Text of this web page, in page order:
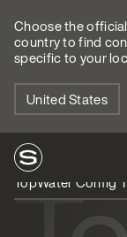
Choose the
country to find
specific to your
United States
TopWater Config